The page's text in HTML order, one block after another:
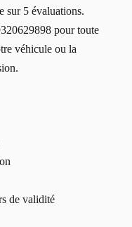
sur 5 évaluations.
pour toute
véhicule ou la
de validité